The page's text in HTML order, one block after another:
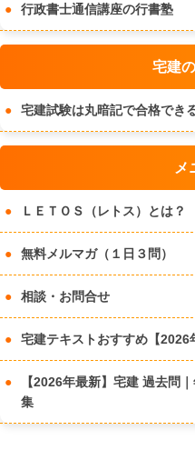
行政書士通信講座の行書塾
宅建
宅建試験は丸暗記で合格でき
メ
ＬＥＴＯＳ（レトス）とは？
無料メルマガ（１日３問）
相談・お問合せ
宅建テキストおすすめ【2026
【2026年最新】宅建 過去問
集